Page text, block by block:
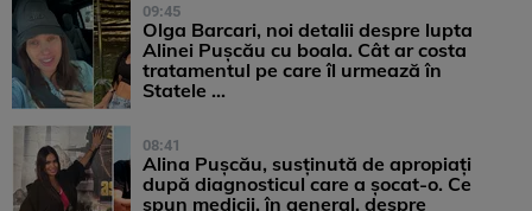
09:45
Olga Barcari, noi detalii despre lupta
Alinei Pușcău cu boala. Cât ar costa
tratamentul pe care îl urmează în
Statele ...
08:41
Alina Pușcău, susținută de apropiați
după diagnosticul care a șocat-o. Ce
spun medicii, în general, despre